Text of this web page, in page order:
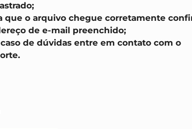
que o arquivo chegue corretamente
de e-mail preenchido;
de dúvidas entre em contato com o